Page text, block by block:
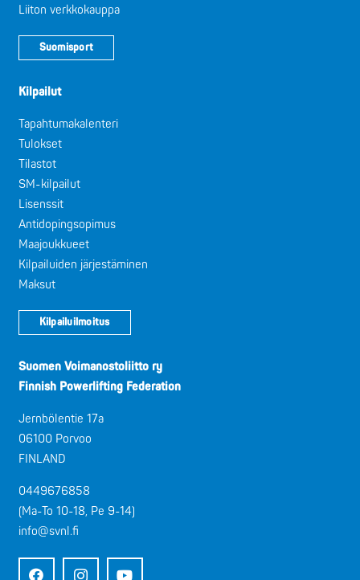
Liiton verkkokauppa
Suomisport
Kilpailut
Tapahtumakalenteri
Tulokset
Tilastot
SM-kilpailut
Lisenssit
Antidopingsopimus
Maajoukkueet
Kilpailuiden järjestäminen
Maksut
Kilpailuilmoitus
Suomen Voimanostoliitto ry
Finnish Powerlifting Federation
Jernbölentie 17a
06100 Porvoo
FINLAND
0449676858
(Ma-To 10-18, Pe 9-14)
info@svnl.fi